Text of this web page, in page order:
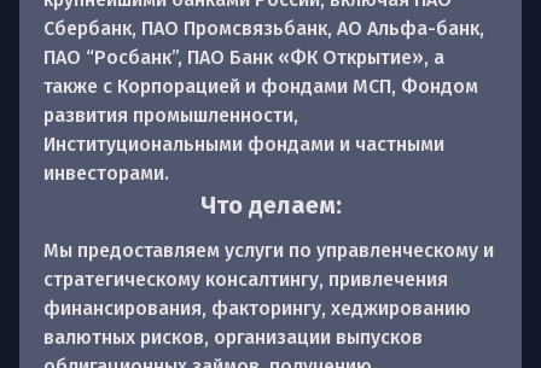
Сбербанк, ПАО Промсвязьбанк, АО Альфа-банк,
ПАО “Росбанк”, ПАО Банк «ФК Открытие», а
также с Корпорацией и фондами МСП, Фондом
развития промышленности,
Институциональными фондами и частными
инвесторами.
Что делаем:
Мы предоставляем услуги по управленческому и
стратегическому консалтингу, привлечения
финансирования, факторингу, хеджированию
валютных рисков, организации выпусков